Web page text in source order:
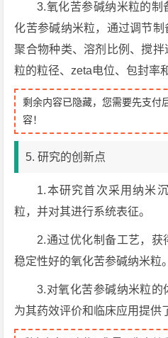
3.氧化苦参碱纳米粒的制
化苦参碱纳米粒，通过调节制
聚合物种类、溶剂比例、搅
粒的粒径、zeta电位、包封率
剩余内容已隐藏，您需要先支付
容！
5. 研究的创新点
1.本研究首次采用纳米
粒，并对其进行系统表征。
2.通过优化制备工艺，获
稳定性好的氧化苦参碱纳米粒。
3.对氧化苦参碱纳米粒的
为其药效评价和临床应用提供